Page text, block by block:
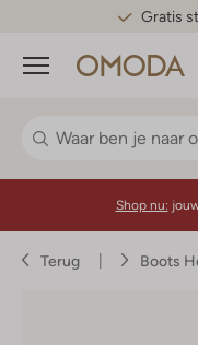
Gratis
Menu
Shop nu:
Terug Boots